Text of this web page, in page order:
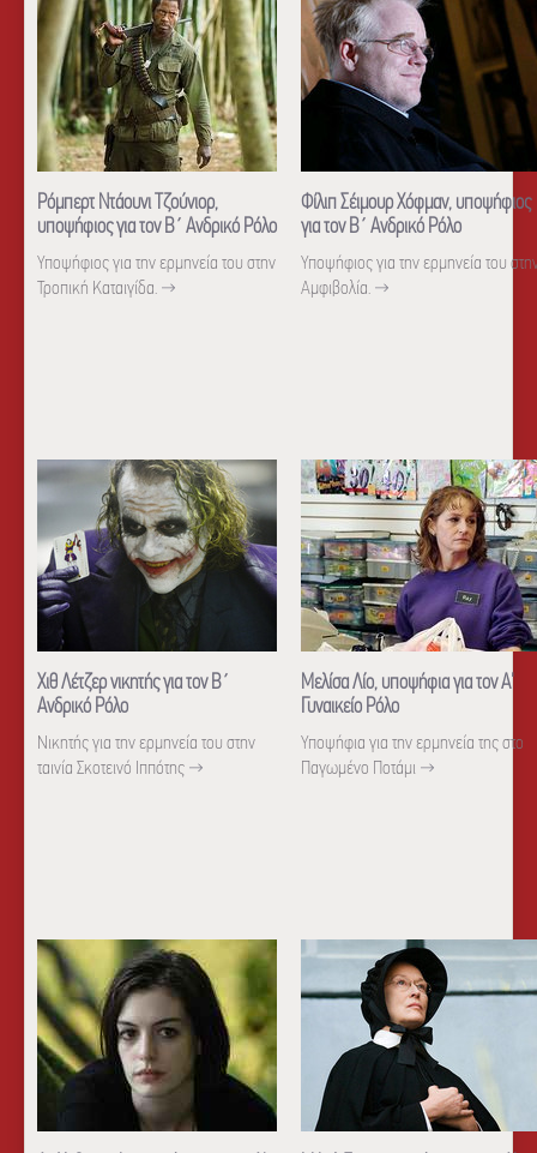
Ρόμπερτ Ντάουνι Τζούνιορ,
υποψήφιος για τον Β΄ Ανδρικό Ρόλο
Υποψήφιος για την ερμηνεία του στην
Τροπική Καταιγίδα. →
Φίλιπ Σέιμουρ Χόφμαν, υποψήφιος
για τον Β΄ Ανδρικό Ρόλο
Υποψήφιος για την ερμηνεία του
Αμφιβολία. →
Χιθ Λέτζερ νικητής για τον Β΄
Ανδρικό Ρόλο
Νικητής για την ερμηνεία του στην
ταινία Σκοτεινό Ιππότης →
Μελίσα Λίο, υποψήφια για τον Α'
Γυναικείο Ρόλο
Υποψήφια για την ερμηνεία της στο
Παγωμένο Ποτάμι →